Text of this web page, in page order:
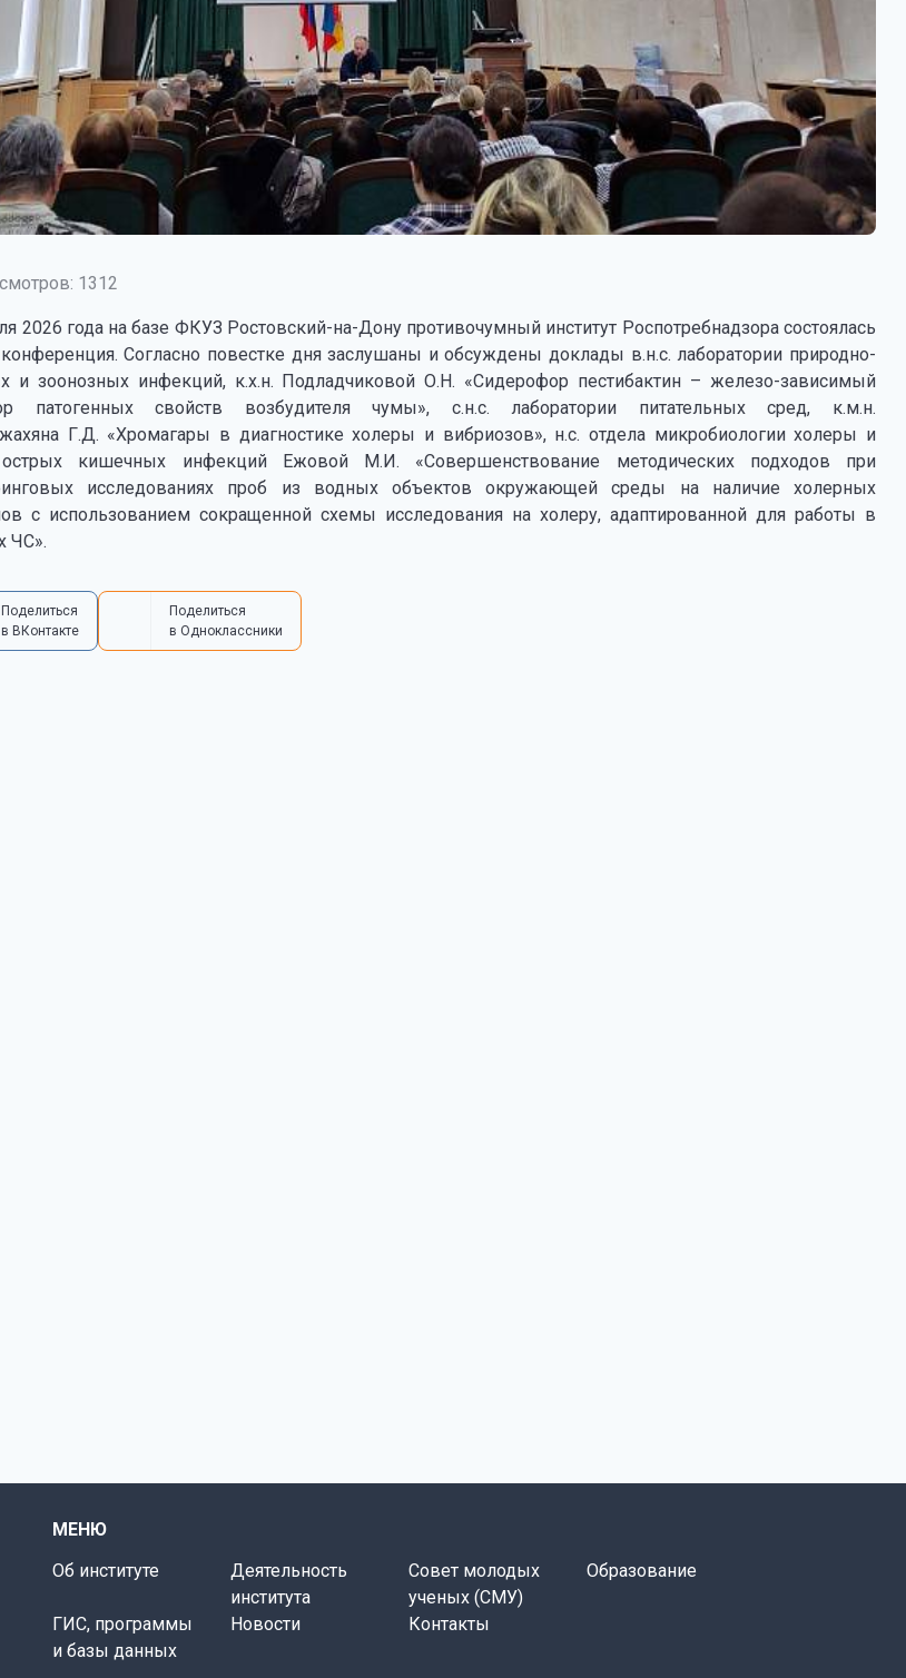
1312
2026 года на базе ФКУЗ Ростовский-на-Дону противочумный институт Роспотребнадзора состоялась
конференция. Согласно повестке дня заслушаны и обсуждены доклады в.н.с. лаборатории природно-
и зоонозных инфекций, к.х.н. Подладчиковой О.Н. «Сидерофор пестибактин – железо-зависимый
патогенных свойств возбудителя чумы», с.н.с. лаборатории питательных сред, к.м.н.
Г.Д. «Хромагары в диагностике холеры и вибриозов», н.с. отдела микробиологии холеры и
кишечных инфекций Ежовой М.И. «Совершенствование методических подходов при
исследованиях проб из водных объектов окружающей среды на наличие холерных
с использованием сокращенной схемы исследования на холеру, адаптированной для работы в
ЧС».
Поделиться
в ВКонтакте
Поделиться
в Одноклассники
МЕНЮ
Об институте
Деятельность
института
Совет молодых
ученых (СМУ)
Образование
ГИС, программы
и базы данных
Новости Контакты